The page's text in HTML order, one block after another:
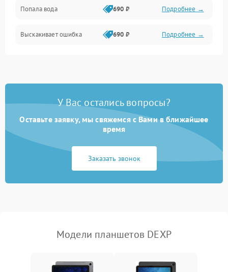
Разговор (микрофон, динамик)
Перегрев и нестабильная работа
Программные сбои
Сенсорное управление
Попала вода 690 ₽ Подробнее →
Выскакивает ошибка 690 ₽ Подробнее →
У Вас остались вопросы?
Оставьте заявку, мы свяжемся с Вами в ближайшее
время
Заказать звонок
Модели планшетов DEXP